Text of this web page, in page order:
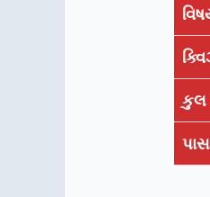
કુલ
પાસ